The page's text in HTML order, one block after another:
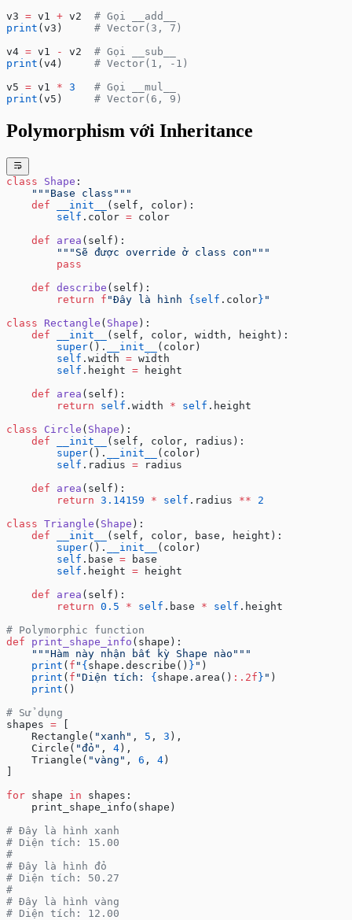
v3 = v1 + v2 # Gọi __add__
print (v3) # Vector(3, 7)
v4 = v1 - v2 # Gọi __sub__
print (v4) # Vector(1, -1)
v5 = v1 * 3
   # Gọi __mul__
print (v5) # Vector(6, 9)
Polymorphism với Inheritance
class Shape :
    """Base class"""
    def
__init__
(self, color):
        self
.color = color
    def
area (self):
        """Sẽ được override ở class con"""
        pass
    def
describe (self):
        return
f "Đây là hình {self .color} "
class Rectangle ( Shape ):
    def
__init__
(self, color, width, height):
        super
(). __init__
(color)
        self
.width = width
        self
.height = height
    def
area (self):
        return
self .width * self .height
class Circle ( Shape ):
    def
__init__
(self, color, radius):
        super
(). __init__
(color)
        self
.radius = radius
    def
area (self):
        return
3.14159 * self .radius ** 2
class Triangle ( Shape ):
    def
__init__
(self, color, base, height):
        super
(). __init__
(color)
        self
.base = base
        self
.height = height
    def
area (self):
        return
0.5 * self .base * self .height
# Polymorphic function
def print_shape_info (shape):
    """Hàm này nhận bất kỳ Shape nào"""
    print
( f " {shape.describe() } " )
    print
( f "Diện tích: {shape.area() :.2f} " )
    print
()
# Sử dụng
shapes = [
    Rectangle(
"xanh" , 5 , 3 ),
    Circle(
"đỏ" , 4),
    Triangle(
"vàng" , 6 , 4)
]
for shape in shapes:
    print_shape_info(shape)
# Đây là hình xanh
# Diện tích: 15.00
#
# Đây là hình đỏ
# Diện tích: 50.27
#
# Đây là hình vàng
# Diện tích: 12.00